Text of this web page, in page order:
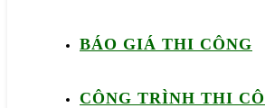
BÁO GIÁ THI CÔNG
CÔNG TRÌNH THI